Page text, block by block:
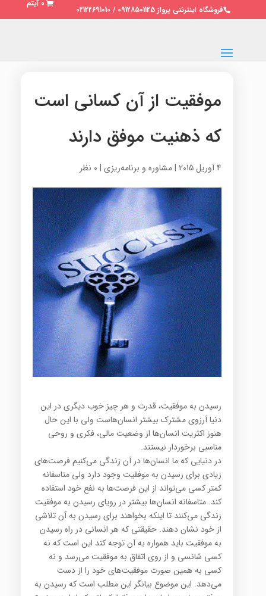
فروشگاه اینترنتی پرواز 09128501125 / 02122691010
0 آیتم
موفقیت از آن کسانی است
که ذهنیت موفق دارند
4 آوریل 2015 |مشاوره و برنامه‌ریزی| 0 نظر
رسیدن به موفقیت، قدرت و هر چیز خوب دیگری در این
دنیا آرزوی مشترك بیشتر انسان‌هاست ولی با این حال
هنوز اكثریت انسان‌ها از وضعیت مالی، فكری و روحی
مناسبی برخوردار نیستند.
در دنیایی كه ما انسان‌ها در آن زندگی می‌كنیم فرصت‌های
زیادی برای رسیدن به موفقیت وجود دارد ولی متاسفانه
كمتر كسی می‌تواند از این فرصت‌ها به نفع خود استفاده
كند. متاسفانه انسان‌ها بیشتر در رویای رسیدن به موفقیت
زندگی می‌كنند تا اینكه بخواهند برای رسیدن به آن تلاشی
از خود نشان دهند. حقیقتی كه هر انسانی در راه رسیدن
به موفقیت باید همواره به آن توجه كند این است كه نه
كسی شانسی و از روی اتفاق به موفقیت می‌رسد و نه
كسی به همین صورت موفقیت‌های خود را از دست
می‌دهد. این موضوع بیانگر این مطلب است كه رسیدن به